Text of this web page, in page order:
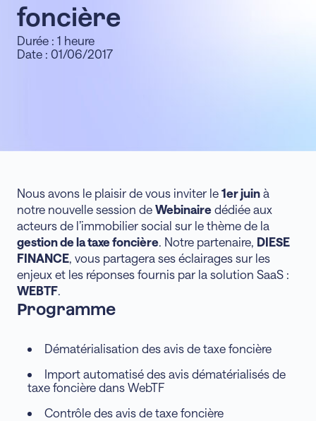
foncière
Durée : 1 heure
Date : 01/06/2017
Nous avons le plaisir de vous inviter le 1er juin à
notre nouvelle session de Webinaire dédiée aux
acteurs de l’immobilier social sur le thème de la
gestion de la taxe foncière. Notre partenaire, DIESE
FINANCE, vous partagera ses éclairages sur les
enjeux et les réponses fournis par la solution SaaS :
WEBTF.
Programme
Dématérialisation des avis de taxe foncière
Import automatisé des avis dématérialisés de
taxe foncière dans WebTF
Contrôle des avis de taxe foncière